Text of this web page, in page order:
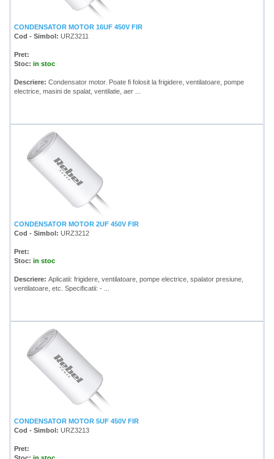
CONDENSATOR MOTOR 16UF 450V FIR
Cod - Simbol: URZ3211
Pret:
Stoc: in stoc
Descriere: Condensator motor. Poate fi folosit la frigidere, ventilatoare, pompe
electrice, masini de spalat, ventilatie, aer ...
CONDENSATOR MOTOR 2UF 450V FIR
Cod - Simbol: URZ3212
Pret:
Stoc: in stoc
Descriere: Aplicatii: frigidere, ventilatoare, pompe electrice, spalator presiune,
ventilatoare, etc. Specificatii: - ...
CONDENSATOR MOTOR 5UF 450V FIR
Cod - Simbol: URZ3213
Pret: